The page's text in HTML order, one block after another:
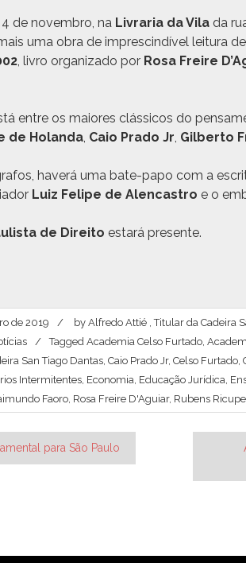
de novem­bro, na Livraria da Vila da
uma obra de impre­scindív­el leitu­ra de
, livro orga­ni­za­do por Rosa Freire
entre os maiores clás­si­cos do
de Holan­da Caio Pra­do Jr Gilber­to
haverá uma bate-papo com a
Luiz Felipe de Alen­cas­tro e o
de Dire­ito estará presente.
de 2019 by Alfredo Attié , Titular da Cadeira
Tagged Academia Celso Furtado
San Tiago Dantas Caio Prado Jr, Celso Furtado
Intermitentes Economia Educação Jurídica
Faoro Rosa Freire D'Aguiar, Rubens
para São Paulo